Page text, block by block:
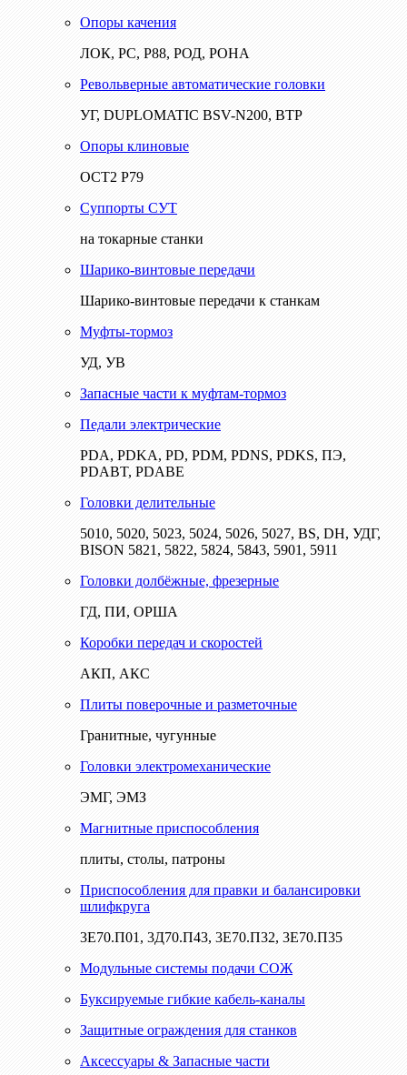
Опоры качения
ЛОК, РС, Р88, РОД, РОНА
Револьверные автоматические головки
УГ, DUPLOMATIC BSV-N200, ВТР
Опоры клиновые
ОСТ2 Р79
Суппорты СУТ
на токарные станки
Шарико-винтовые передачи
Шарико-винтовые передачи к станкам
Муфты-тормоз
УД, УВ
Запасные части к муфтам-тормоз
Педали электрические
PDA, PDKA, PD, PDM, PDNS, PDKS, ПЭ,
PDABT, PDABE
Головки делительные
5010, 5020, 5023, 5024, 5026, 5027, BS, DH, УДГ,
BISON 5821, 5822, 5824, 5843, 5901, 5911
Головки долбёжные, фрезерные
ГД, ПИ, ОРША
Коробки передач и скоростей
АКП, АКС
Плиты поверочные и разметочные
Гранитные, чугунные
Головки электромеханические
ЭМГ, ЭМЗ
Магнитные приспособления
плиты, столы, патроны
Приспособления для правки и балансировки
шлифкруга
3Е70.П01, 3Д70.П43, 3Е70.П32, 3Е70.П35
Модульные системы подачи СОЖ
Буксируемые гибкие кабель-каналы
Защитные ограждения для станков
Аксессуары & Запасные части